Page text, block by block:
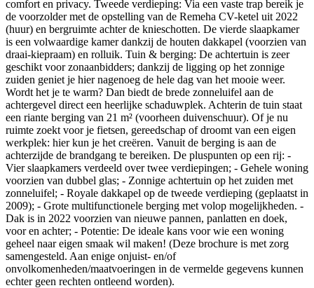
comfort en privacy. Tweede verdieping: Via een vaste trap bereik je
de voorzolder met de opstelling van de Remeha CV-ketel uit 2022
(huur) en bergruimte achter de knieschotten. De vierde slaapkamer
is een volwaardige kamer dankzij de houten dakkapel (voorzien van
draai-kiepraam) en rolluik. Tuin & berging: De achtertuin is zeer
geschikt voor zonaanbidders; dankzij de ligging op het zonnige
zuiden geniet je hier nagenoeg de hele dag van het mooie weer.
Wordt het je te warm? Dan biedt de brede zonneluifel aan de
achtergevel direct een heerlijke schaduwplek. Achterin de tuin staat
een riante berging van 21 m² (voorheen duivenschuur). Of je nu
ruimte zoekt voor je fietsen, gereedschap of droomt van een eigen
werkplek: hier kun je het creëren. Vanuit de berging is aan de
achterzijde de brandgang te bereiken. De pluspunten op een rij: -
Vier slaapkamers verdeeld over twee verdiepingen; - Gehele woning
voorzien van dubbel glas; - Zonnige achtertuin op het zuiden met
zonneluifel; - Royale dakkapel op de tweede verdieping (geplaatst in
2009); - Grote multifunctionele berging met volop mogelijkheden. -
Dak is in 2022 voorzien van nieuwe pannen, panlatten en doek,
voor en achter; - Potentie: De ideale kans voor wie een woning
geheel naar eigen smaak wil maken! (Deze brochure is met zorg
samengesteld. Aan enige onjuist- en/of
onvolkomenheden/maatvoeringen in de vermelde gegevens kunnen
echter geen rechten ontleend worden).